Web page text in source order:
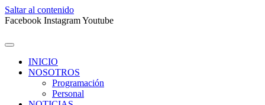
Saltar al contenido
Facebook InstagramYoutube
INICIO
NOSOTROS
Programación
Personal